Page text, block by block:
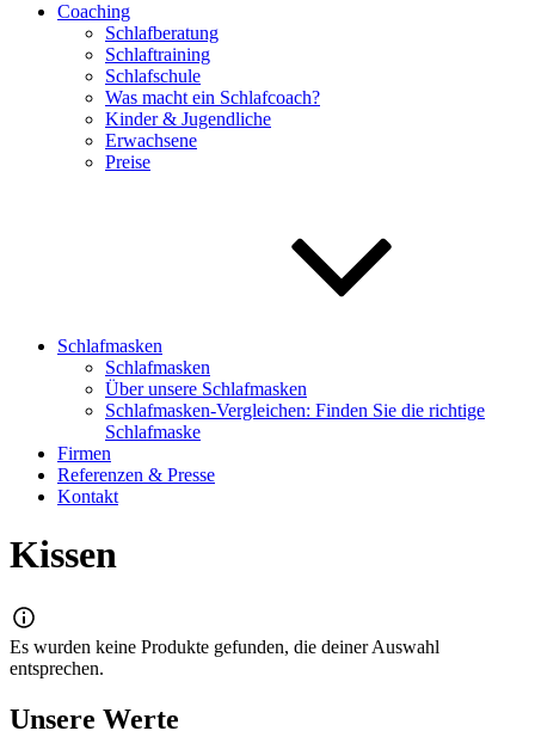
Coaching
Schlafberatung
Schlaftraining
Schlafschule
Was macht ein Schlafcoach?
Kinder & Jugendliche
Erwachsene
Preise
Schlafmasken
Schlafmasken
Über unsere Schlafmasken
Schlafmasken-Vergleichen: Finden Sie die richtige
Schlafmaske
Firmen
Referenzen & Presse
Kontakt
Kissen
Es wurden keine Produkte gefunden, die deiner Auswahl
entsprechen.
Unsere Werte